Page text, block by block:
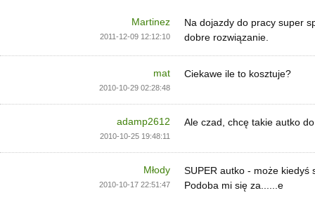
Martinez
2011-12-09 12:12:10
Na dojazdy do pracy super
dobre rozwiązanie.
mat
2010-10-29 02:28:48
Ciekawe ile to kosztuje?
adamp2612
2010-10-25 19:48:11
Ale czad, chcę takie autko
Młody
2010-10-17 22:51:47
SUPER autko - może kiedyś
Podoba mi się za......e